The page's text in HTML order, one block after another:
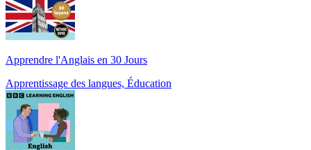
Apprendre l'Anglais en 30 Jours
Apprentissage des langues, Éducation